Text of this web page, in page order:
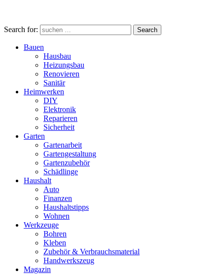
Search for: Search
Bauen
Hausbau
Heizungsbau
Renovieren
Sanitär
Heimwerken
DIY
Elektronik
Reparieren
Sicherheit
Garten
Gartenarbeit
Gartengestaltung
Gartenzubehör
Schädlinge
Haushalt
Auto
Finanzen
Haushaltstipps
Wohnen
Werkzeuge
Bohren
Kleben
Zubehör & Verbrauchsmaterial
Handwerkszeug
Magazin